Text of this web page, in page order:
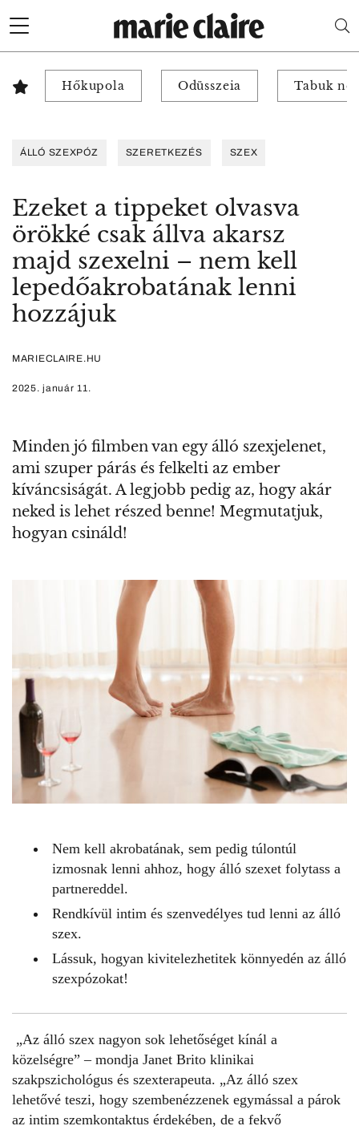
Hőkupola Odüsszeia Tabuk
ÁLLÓ SZEXPÓZ SZERETKEZÉS SZEX
Ezeket a tippeket olvasva
örökké csak állva akarsz
majd szexelni – nem kell
lepedőakrobatának lenni
hozzájuk
MARIECLAIRE.HU
2025. január 11.
Minden jó filmben van egy álló szexjelenet,
ami szuper párás és felkelti az ember
kíváncsiságát. A legjobb pedig az, hogy akár
neked is lehet részed benne! Megmutatjuk,
hogyan csináld!
Nem kell akrobatának, sem pedig túlontúl
izmosnak lenni ahhoz, hogy álló szexet folytass a
partnereddel.
Rendkívül intim és szenvedélyes tud lenni az álló
szex.
Lássuk, hogyan kivitelezhetitek könnyedén az álló
szexpózokat!
„Az álló szex nagyon sok lehetőséget kínál a
közelségre” – mondja Janet Brito klinikai
szakpszichológus és szexterapeuta. „Az álló szex
lehetővé teszi, hogy szembenézzenek egymással a párok
az intim szemkontaktus érdekében, de a fekvő